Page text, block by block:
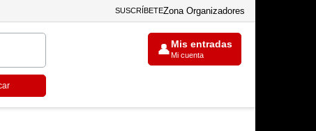
SUSCRÍBETEZona Organizadores
👤Mis entradas
Mi cuenta